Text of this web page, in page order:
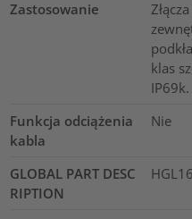
Zastosowanie
klas
IP69k.
Funkcja odciążenia
kabla
Nie
GLOBAL PART DESC
RIPTION